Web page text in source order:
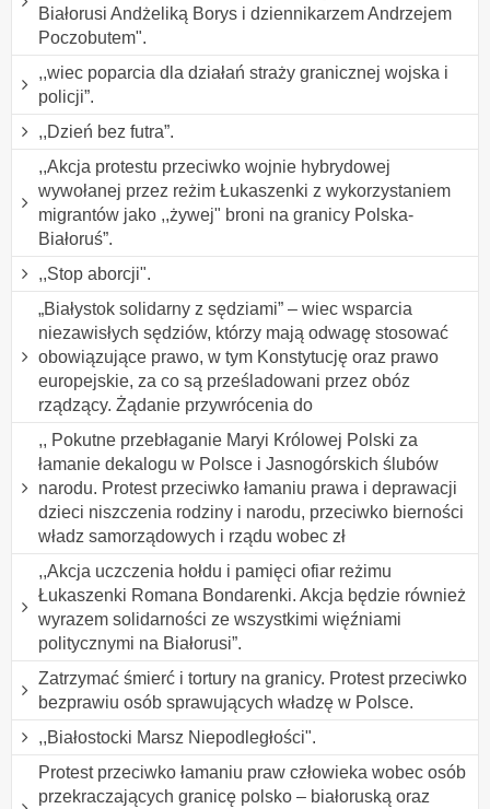
Białorusi Andżeliką Borys i dziennikarzem Andrzejem
Poczobutem".
,,wiec poparcia dla działań straży granicznej wojska i
policji”.
,,Dzień bez futra”.
,,Akcja protestu przeciwko wojnie hybrydowej
wywołanej przez reżim Łukaszenki z wykorzystaniem
migrantów jako ,,żywej" broni na granicy Polska-
Białoruś”.
,,Stop aborcji".
„Białystok solidarny z sędziami” – wiec wsparcia
niezawisłych sędziów, którzy mają odwagę stosować
obowiązujące prawo, w tym Konstytucję oraz prawo
europejskie, za co są prześladowani przez obóz
rządzący. Żądanie przywrócenia do
,, Pokutne przebłaganie Maryi Królowej Polski za
łamanie dekalogu w Polsce i Jasnogórskich ślubów
narodu. Protest przeciwko łamaniu prawa i deprawacji
dzieci niszczenia rodziny i narodu, przeciwko bierności
władz samorządowych i rządu wobec zł
,,Akcja uczczenia hołdu i pamięci ofiar reżimu
Łukaszenki Romana Bondarenki. Akcja będzie również
wyrazem solidarności ze wszystkimi więźniami
politycznymi na Białorusi”.
Zatrzymać śmierć i tortury na granicy. Protest przeciwko
bezprawiu osób sprawujących władzę w Polsce.
,,Białostocki Marsz Niepodległości".
Protest przeciwko łamaniu praw człowieka wobec osób
przekraczających granicę polsko – białoruską oraz